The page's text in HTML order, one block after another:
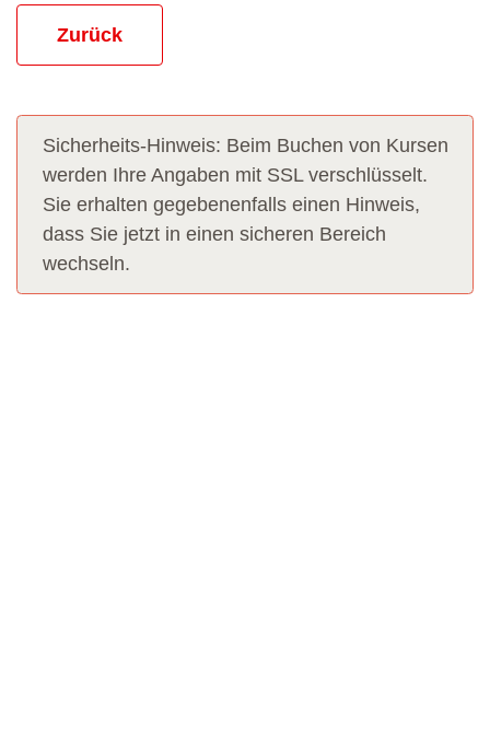
Zurück
Sicherheits-Hinweis: Beim Buchen von Kursen
werden Ihre Angaben mit SSL verschlüsselt.
Sie erhalten gegebenenfalls einen Hinweis,
dass Sie jetzt in einen sicheren Bereich
wechseln.